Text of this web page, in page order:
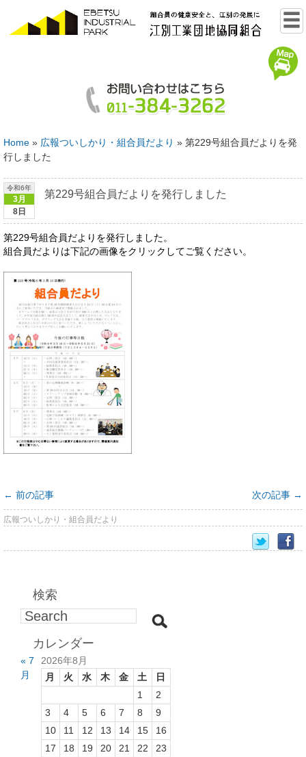
Home » 広報ついしかり・組合員だより » 第229号組合員だよりを発
行しました
令和6年
3月
8日
第229号組合員だよりを発行しました
第229号組合員だよりを発行しました。
組合員だよりは下記の画像をクリックしてご覧ください。
← 前の記事 次の記事 →
広報ついしかり・組合員だより
検索
カレンダー
2026年8月
月
火 水 木 金 土
日
1
2
3
4 5 6 7 8
9
10
11 12 13 14 15
16
17
18 19 20 21 22
23
« 7
月